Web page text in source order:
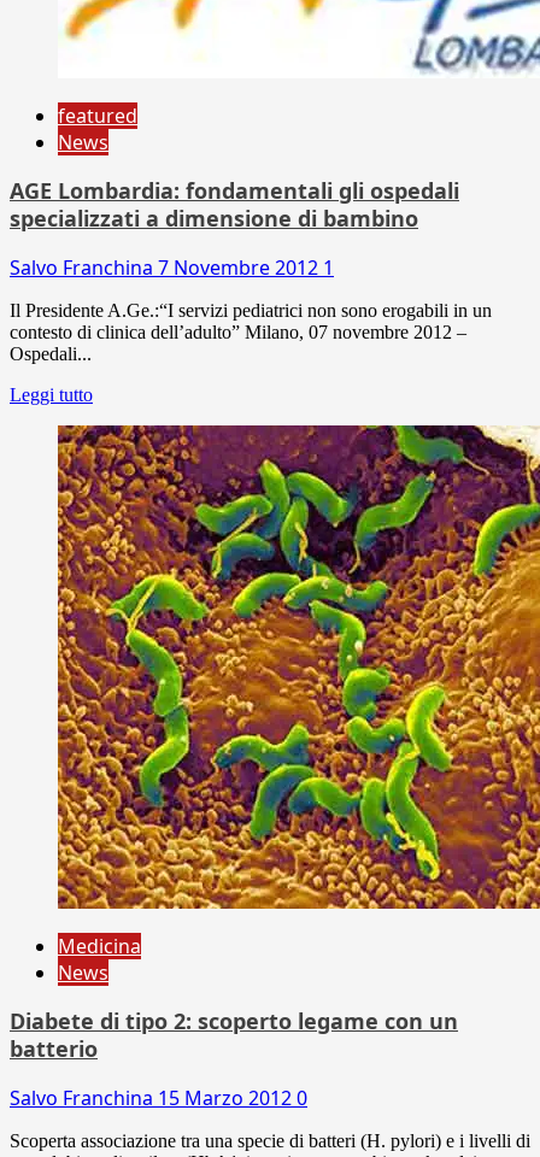
featured
News
AGE Lombardia: fondamentali gli ospedali
specializzati a dimensione di bambino
Salvo Franchina 7 Novembre 2012 1
Il Presidente A.Ge.:“I servizi pediatrici non sono erogabili in un
contesto di clinica dell’adulto” Milano, 07 novembre 2012 –
Ospedali...
Leggi tutto
Medicina
News
Diabete di tipo 2: scoperto legame con un
batterio
Salvo Franchina 15 Marzo 20120
Scoperta associazione tra una specie di batteri (H. pylori) e i livelli di